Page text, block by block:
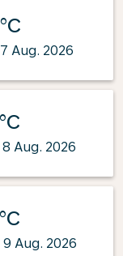
Aug. 2026
8 Aug. 2026
9 Aug. 2026